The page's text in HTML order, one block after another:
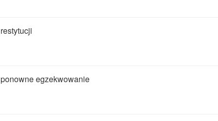
restytucji
ponowne egzekwowanie